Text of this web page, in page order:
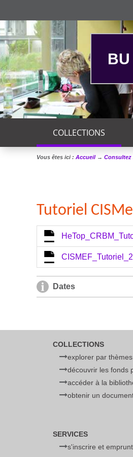
BU
COLLECTIONS
Vous êtes ici : Accueil→ Consultez
Tutoriel
Dates
COLLECTIONS
explorer par thèmes
découvrir les fonds
accéder à la
obtenir un
SERVICES
s'inscrire et